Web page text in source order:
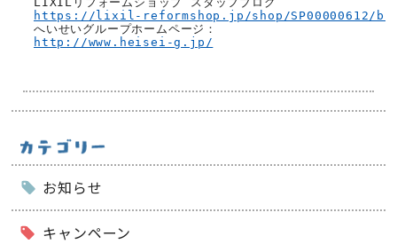
https://lixil-reformshop.jp/shop/SP00000612/
http://www.heisei-g.jp/
お知らせ
キャンペーン